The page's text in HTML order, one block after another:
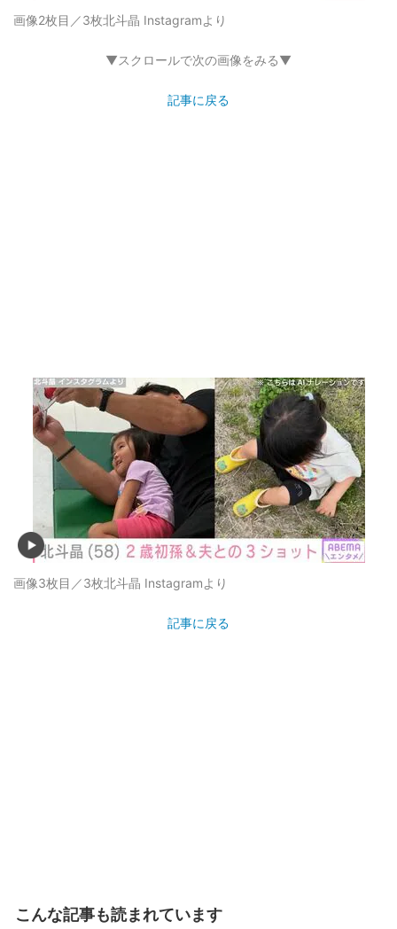
画像2枚目／3枚北斗晶 Instagramより
▼スクロールで次の画像をみる▼
記事に戻る
画像3枚目／3枚北斗晶 Instagramより
記事に戻る
こんな記事も読まれています